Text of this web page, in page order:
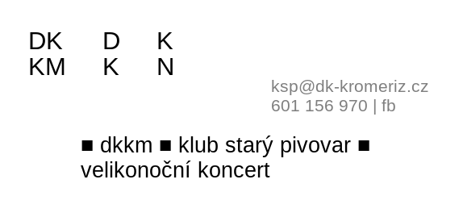
dkkm
klub starý pivovar
velikonoční koncert
DK
KM
D
K
K
N
ksp@dk-kromeriz.cz
601 156 970 | fb